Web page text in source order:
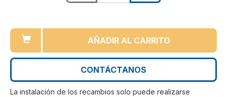
AÑADIR AL CARRITO
CONTÁCTANOS
La instalación de los recambios solo puede realizarse